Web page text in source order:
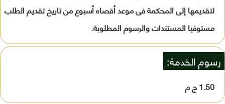
لتقديمها إلى المحكمة فى موعد أقصاه أسبوع من تاريخ تقديم الطلب
مستوفيا المستندات والرسوم المطلوبة.
رسوم الخدمة:
1.50 ج م